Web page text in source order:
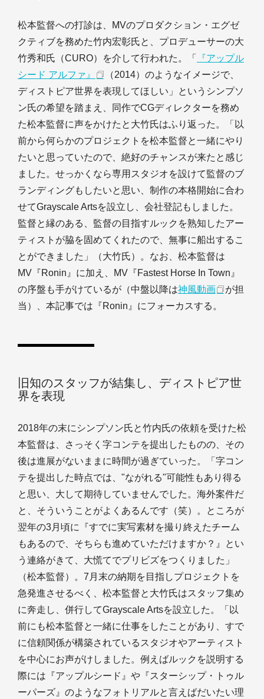
松本監督への打診は、MVのプロダクション・エグゼ
クティブを務めた竹内宏彰氏と、プロデューサーの大
竹秀和氏（CURO）を介して行われた。「
『アップル
シード アルファ』
（2014）のようなイメージで、
ディストピア世界を表現してほしい」というシンプソ
ン氏の希望を踏まえ、同作でCGディレクターを務め
た松本監督に声をかけたと大竹氏はふり返った。「以
前から何らかのプロジェクトを松本監督と一緒にやり
たいと思っていたので、絶好のチャンスが来たと感じ
ました。せっかくなら専用スタジオを設けて監督のブ
ランディングもしたいと思い、制作の本格開始に合わ
せてGrayscale Artsを設立し、会社登記もしました。
監督と縁のある、監督の目指すルックを熟知したアー
ティストが脇を固めてくれたので、無事に船出するこ
とができました」（大竹氏）。なお、松本監督は
MV『Ronin』に加え、MV『Fastest Horse In Town』
の序盤も手がけているが（中盤以降は神風動画
が担
当）、本記事では『Ronin』にフォーカスする。
旧知のスタッフが結集し、ディストピア世
界を表現
2018年の末にシンプソン氏と竹内氏の依頼を受けた松
本監督は、さっそく字コンテを提出したものの、その
後は進展がないままに時間が過ぎていった。「字コン
テを提出した時点では、"ながれる"可能性もあり得る
と思い、大して期待していませんでした。海外案件だ
と、そういうことがよくあるんです（笑）。ところが
翌年の3月頃に『すでに実写素材を撮り終えたチーム
もあるので、そちらも進めていただけますか？』とい
う連絡がきて、大慌てでプリビズをつくりました」
（松本監督）。7月末の納期を目指しプロジェクトを
急発進させるべく、松本監督と大竹氏はスタッフ集め
に奔走し、併行してGrayscale Artsを設立した。「以
前にも松本監督と一緒に仕事をしたことがあり、すで
に信頼関係が構築されているスタジオやアーティスト
を中心にお声がけしました。例えばルックを説明する
際には『アップルシード』や『スターシップ・トゥル
ーパーズ』のようなフォトリアルと言えばだいたい理